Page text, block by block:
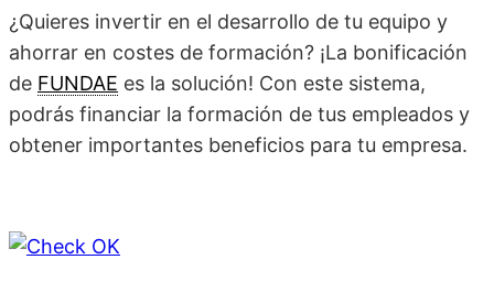
¿Quieres invertir en el desarrollo de tu equipo y
ahorrar en costes de formación? ¡La bonificación
de FUNDAE es la solución! Con este sistema,
podrás financiar la formación de tus empleados y
obtener importantes beneficios para tu empresa.